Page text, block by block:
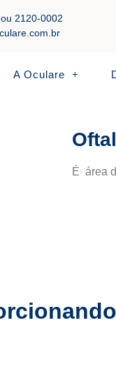
2120-0002
A Oculare
É área